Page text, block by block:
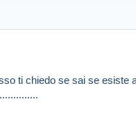
ti chiedo se sai se esiste